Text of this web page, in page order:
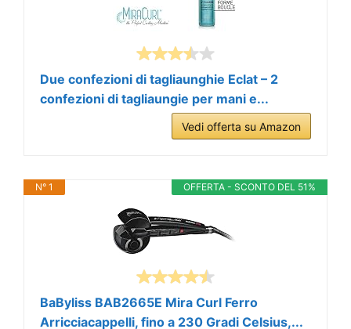
Due confezioni di tagliaunghie Eclat – 2
confezioni di tagliaungie per mani e...
Vedi offerta su Amazon
OFFERTA - SCONTO DEL 51%
N° 1
BaByliss BAB2665E Mira Curl Ferro
Arricciacappelli, fino a 230 Gradi Celsius,...